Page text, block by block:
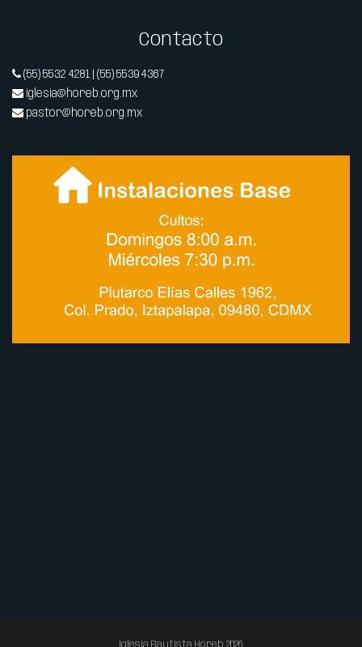
Contacto
(55) 5532 4281 | (55) 5539 4367
iglesia@horeb.org.mx
pastor@horeb.org.mx
Iglesia Bautista Horeb 2026